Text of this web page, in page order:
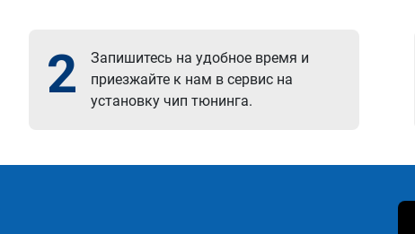
2
Запишитесь на удобное время и
приезжайте к нам в сервис на
установку чип тюнинга.